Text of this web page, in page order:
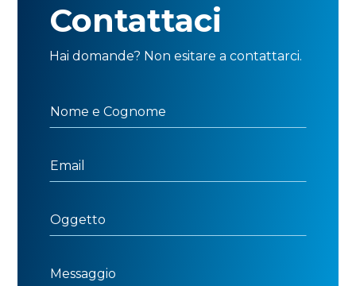
Contattaci
Hai domande? Non esitare a contattarci.